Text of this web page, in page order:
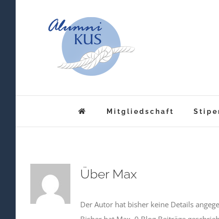
Mitgliedschaft
Über Max
Der Autor hat bisher keine Details